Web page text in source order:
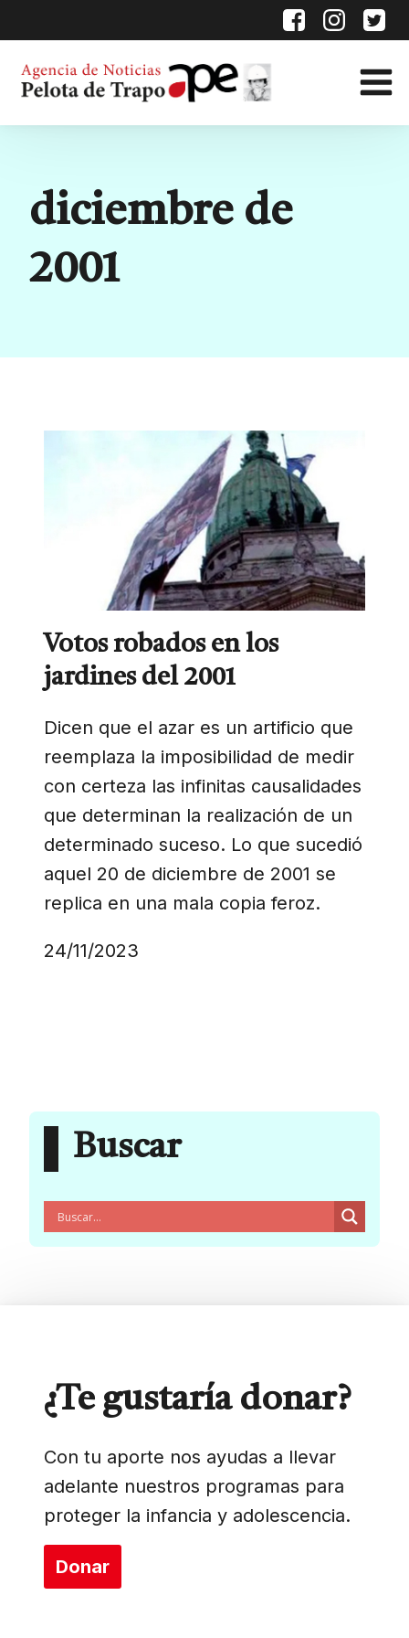
Etiqueta:
diciembre de
2001
Votos robados en los
jardines del 2001
Dicen que el azar es un artificio que
reemplaza la imposibilidad de medir
con certeza las infinitas causalidades
que determinan la realización de un
determinado suceso. Lo que sucedió
aquel 20 de diciembre de 2001 se
replica en una mala copia feroz.
24/11/2023
Buscar
¿Te gustaría donar?
Con tu aporte nos ayudas a llevar
adelante nuestros programas para
proteger la infancia y adolescencia.
Donar